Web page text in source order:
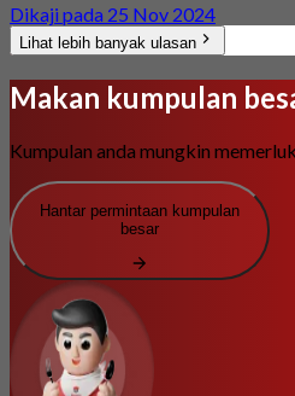
Dikaji pada 25 Nov 2024
Lihat lebih banyak ulasan
Makan kumpulan
Kumpulan anda mungkin
Hantar permintaan kumpulan
besar